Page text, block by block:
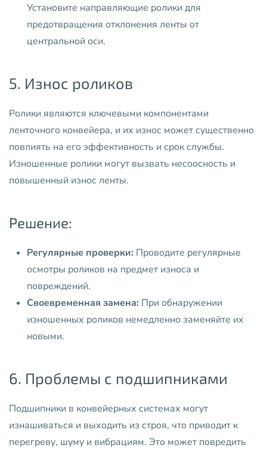
Установите направляющие ролики для
предотвращения отклонения ленты от
центральной оси.
5. Износ роликов
Ролики являются ключевыми компонентами
ленточного конвейера, и их износ может существенно
повлиять на его эффективность и срок службы.
Изношенные ролики могут вызвать несоосность и
повышенный износ ленты.
Решение:
Регулярные проверки: Проводите регулярные
осмотры роликов на предмет износа и
повреждений.
Своевременная замена: При обнаружении
изношенных роликов немедленно заменяйте их
новыми.
6. Проблемы с подшипниками
Подшипники в конвейерных системах могут
изнашиваться и выходить из строя, что приводит к
перегреву, шуму и вибрациям. Это может повредить